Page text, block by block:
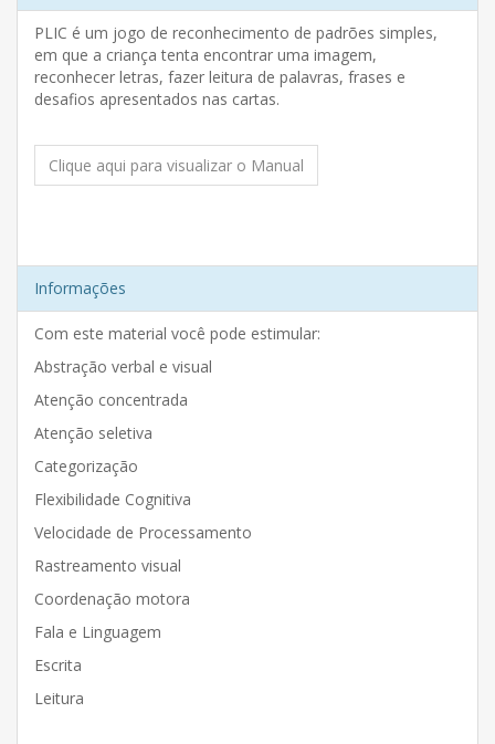
PLIC é um jogo de reconhecimento de padrões simples,
em que a criança tenta encontrar uma imagem,
reconhecer letras, fazer leitura de palavras, frases e
desafios apresentados nas cartas.
Clique aqui para visualizar o Manual
Informações
Com este material você pode estimular:
Abstração verbal e visual
Atenção concentrada
Atenção seletiva
Categorização
Flexibilidade Cognitiva
Velocidade de Processamento
Rastreamento visual
Coordenação motora
Fala e Linguagem
Escrita
Leitura